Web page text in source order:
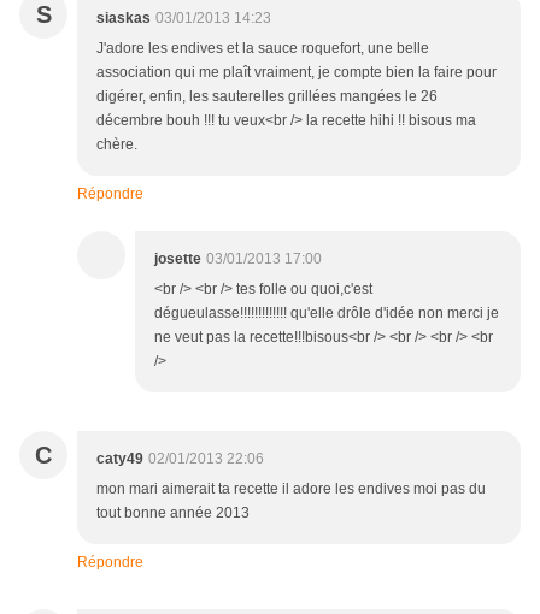
S siaskas 03/01/2013 14:23
J'adore les endives et la sauce roquefort, une belle
association qui me plaît vraiment, je compte bien la faire pour
digérer, enfin, les sauterelles grillées mangées le 26
décembre bouh !!! tu veux<br /> la recette hihi !! bisous ma
chère.
Répondre
josette 03/01/2013 17:00
<br /> <br /> tes folle ou quoi,c'est
dégueulasse!!!!!!!!!!!!! qu'elle drôle d'idée non merci je
ne veut pas la recette!!!bisous<br /> <br /> <br /> <br
/>
C caty49 02/01/2013 22:06
mon mari aimerait ta recette il adore les endives moi pas du
tout bonne année 2013
Répondre